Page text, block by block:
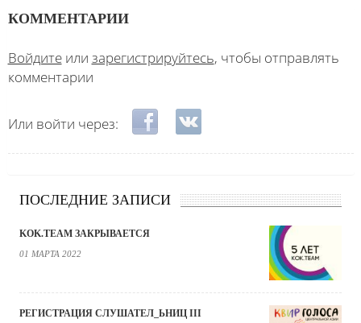
КОММЕНТАРИИ
Войдитеили зарегистрируйтесь, чтобы отправлять
комментарии
Или войти через: Login with Facebook
Login with ВКонтакте
ПОСЛЕДНИЕ ЗАПИСИ
KOK.TEAM ЗАКРЫВАЕТСЯ
01 МАРТА 2022
РЕГИСТРАЦИЯ СЛУШАТЕЛ_ЬНИЦ III